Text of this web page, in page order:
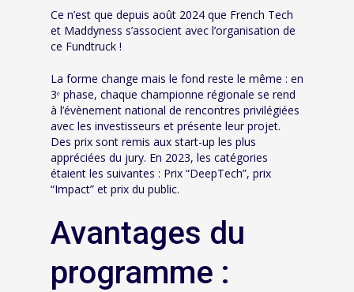
Ce n’est que depuis août 2024 que French Tech
et Maddyness s’associent avec l’organisation de
ce Fundtruck !
La forme change mais le fond reste le même : en
3ᵉ phase, chaque championne régionale se rend
à l’évènement national de rencontres privilégiées
avec les investisseurs et présente leur projet.
Des prix sont remis aux start-up les plus
appréciées du jury. En 2023, les catégories
étaient les suivantes : Prix “DeepTech”, prix
“Impact” et prix du public.
Avantages du
programme :